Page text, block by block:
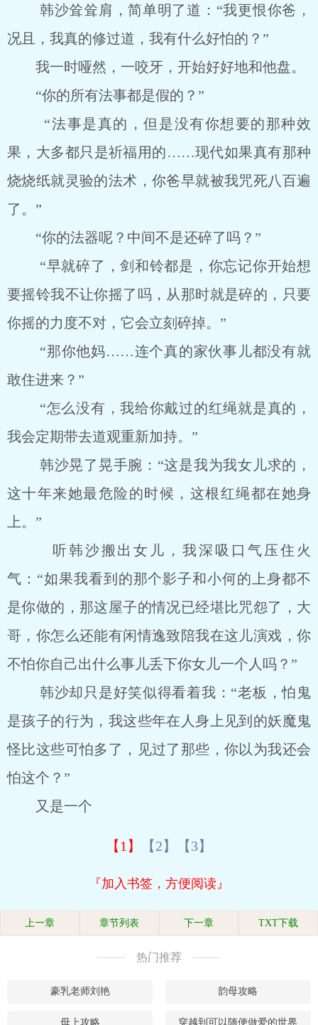
韩沙耸耸肩，简单明了道：“我更恨你爸，
况且，我真的修过道，我有什么好怕的？”
我一时哑然，一咬牙，开始好好地和他盘。
“你的所有法事都是假的？”
“法事是真的，但是没有你想要的那种效
果，大多都只是祈福用的……现代如果真有那种
烧烧纸就灵验的法术，你爸早就被我咒死八百遍
了。”
“你的法器呢？中间不是还碎了吗？”
“早就碎了，剑和铃都是，你忘记你开始想
要摇铃我不让你摇了吗，从那时就是碎的，只要
你摇的力度不对，它会立刻碎掉。”
“那你他妈……连个真的家伙事儿都没有就
敢住进来？”
“怎么没有，我给你戴过的红绳就是真的，
我会定期带去道观重新加持。”
韩沙晃了晃手腕：“这是我为我女儿求的，
这十年来她最危险的时候，这根红绳都在她身
上。”
听韩沙搬出女儿，我深吸口气压住火
气：“如果我看到的那个影子和小何的上身都不
是你做的，那这屋子的情况已经堪比咒怨了，大
哥，你怎么还能有闲情逸致陪我在这儿演戏，你
不怕你自己出什么事儿丢下你女儿一个人吗？”
韩沙却只是好笑似得看着我：“老板，怕鬼
是孩子的行为，我这些年在人身上见到的妖魔鬼
怪比这些可怕多了，见过了那些，你以为我还会
怕这个？”
又是一个
【1】 【2】 【3】
『加入书签，方便阅读』
上一章 章节列表 下一章 TXT下载
热门推荐
豪乳老师刘艳 韵母攻略
母上攻略 穿越到可以随便做爱的世界